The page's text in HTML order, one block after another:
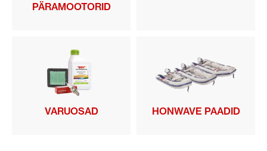
PÄRAMOOTORID
VARUOSAD HONWAVE PAADID